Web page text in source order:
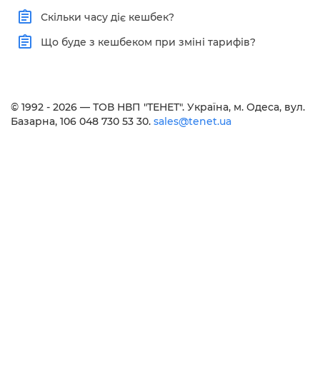
Скільки часу діє кешбек?
Що буде з кешбеком при зміні тарифів?
© 1992 - 2026 — ТОВ НВП "ТЕНЕТ". Українa, м. Одеса, вул.
Базарна, 106 048 730 53 30. sales@tenet.ua